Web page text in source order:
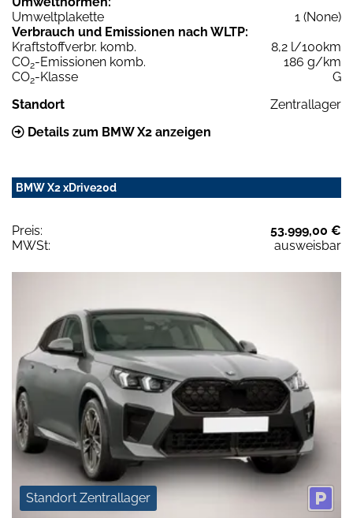
Umweltplakette
1 (None)
Verbrauch und Emissionen nach WLTP:
Kraftstoffverbr. komb.
8,2 l/100km
CO2-Emissionen komb.
186 g/km
CO2-Klasse
G
Standort
Zentrallager
Details zum BMW X2 anzeigen
BMW X2 xDrive20d
Preis:
53.999,00 €
MWSt:
ausweisbar
Standort Zentrallager